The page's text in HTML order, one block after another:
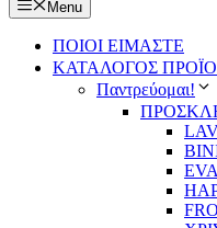
Menu
ΠΟΙΟΙ ΕΙΜΑΣΤΕ
ΚΑΤΑΛΟΓΟΣ
Παντρεύομαι!